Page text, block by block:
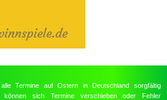
Termine auf Ostern in Deutschland sorgfältig
können sich Termine verschieben oder Fehler